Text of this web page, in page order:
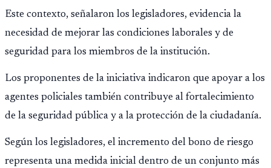
Este contexto, señalaron los legisladores, evidencia la
necesidad de mejorar las condiciones laborales y de
seguridad para los miembros de la institución.
Los proponentes de la iniciativa indicaron que apoyar a los
agentes policiales también contribuye al fortalecimiento
de la seguridad pública y a la protección de la ciudadanía.
Según los legisladores, el incremento del bono de riesgo
representa una medida inicial dentro de un conjunto más